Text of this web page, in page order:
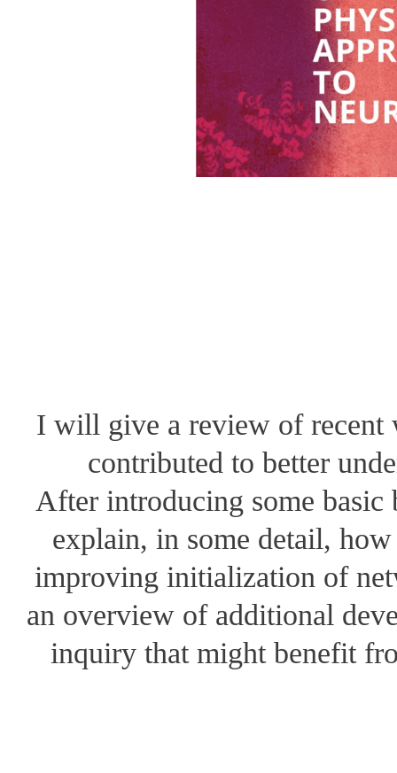
I will give a review of recent
contributed to better
After introducing some
explain, in some detail,
improving initialization of
an overview of additional
inquiry that might benefit